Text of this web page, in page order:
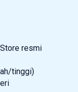
resmi
tinggi)